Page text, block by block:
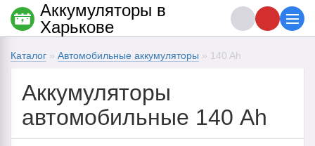
Каталог » Автомобильные аккумуляторы » 140 Ah
Аккумуляторы
автомобильные 140 Ah
Аккумуляторы в
Харькове